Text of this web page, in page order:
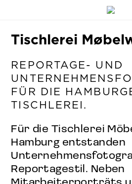
Tischlerei
REPORTAGE- UND
FÜR DIE
TISCHLEREI.
Für die Tischlerei
Hamburg entstanden
Reportagestil. Neben